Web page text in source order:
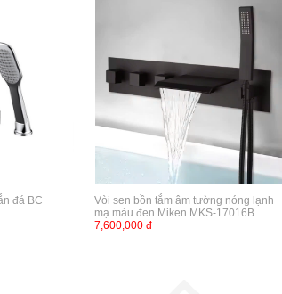
đá BC
Vòi sen bồn tắm âm tường nóng lạnh
mạ màu đen Miken MKS-17016B
7,600,000 đ